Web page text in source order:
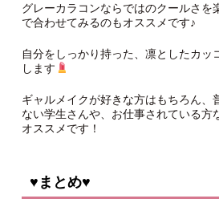
グレーカラコンならではのクールさを
で合わせてみるのもオススメです♪
自分をしっかり持った、凛としたカッ
します
ギャルメイクが好きな方はもちろん、
ない学生さんや、お仕事されている方
オススメです！
♥まとめ♥